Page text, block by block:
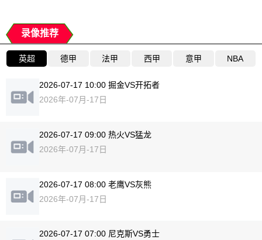
录像推荐
英超 德甲 法甲 西甲 意甲 NBA
2026-07-17 10:00 掘金VS开拓者
2026年-07月-17日
2026-07-17 09:00 热火VS猛龙
2026年-07月-17日
2026-07-17 08:00 老鹰VS灰熊
2026年-07月-17日
2026-07-17 07:00 尼克斯VS勇士